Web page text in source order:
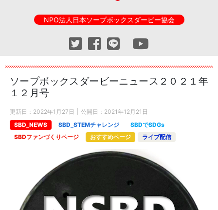
NPO法人日本ソープボックスダービー協会
ソープボックスダービーニュース２０２１年
１２月号
更新日： 2022年1月27日 公開日： 2021年12月21日
SBD_NEWS
SBD_STEMチャレンジ
SBDでSDGs
SBDファンづくりページ
おすすめページ ライブ配信